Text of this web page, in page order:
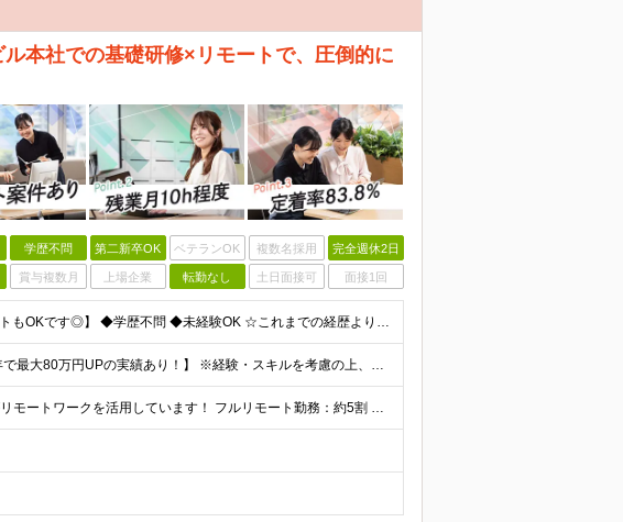
本社での基礎研修×リモートで、圧倒的に
学歴不問 第二新卒OK ベテランOK 複数名採用 完全週休2日
賞与複数月 上場企業 転勤なし 土日面接可 面接1回
【第二新卒大歓迎！未経験スタートもOKです◎】 ◆学歴不問 ◆未経験OK ☆これまでの経歴よりも「これから」を重視します！ ☆文系・理系、前職の雇用形態は一切問いません！ ＼先輩たちの前職もさまざ
【未経験から年収550万円可／1年で最大80万円UPの実績あり！】 ※経験・スキルを考慮の上、決定いたします。 【月給】27万円〜29万円 ※上記には固定残業代（月25時間分／4万5,000円〜4万
当社で働く社員の「90%以上」がリモートワークを活用しています！ フルリモート勤務：約5割 ハイブリッド勤務（リモート＋出社）：約4割 【本社】東京都千代田区丸の内2-4-1 丸の内ビルディング12